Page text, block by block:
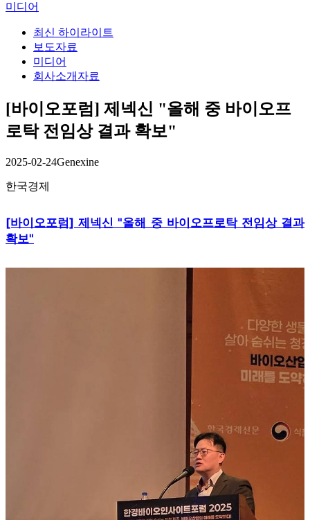
미디어
최신 하이라이트
보도자료
미디어
회사소개자료
[바이오포럼] 제넥신 "올해 중 바이오프
로탁 전임상 결과 확보"
2025-02-24Genexine
한국경제
[바이오포럼] 제넥신 "올해 중 바이오프로탁 전임상 결과
확보"